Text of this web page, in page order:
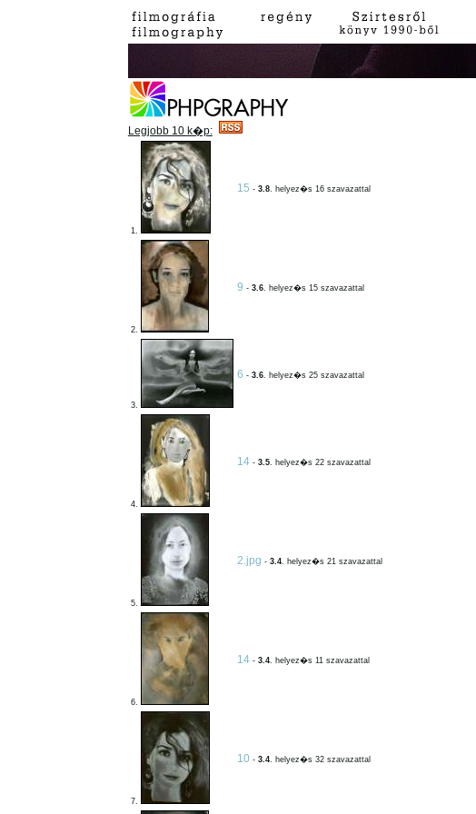
Legjobb 10 k�p:
1.
15 - 3.8. helyez�s 16 szavazattal
2.
9 - 3.6. helyez�s 15 szavazattal
3.
6 - 3.6. helyez�s 25 szavazattal
4.
14 - 3.5. helyez�s 22 szavazattal
5.
2.jpg - 3.4. helyez�s 21 szavazattal
6.
14 - 3.4. helyez�s 11 szavazattal
7.
10 - 3.4. helyez�s 32 szavazattal